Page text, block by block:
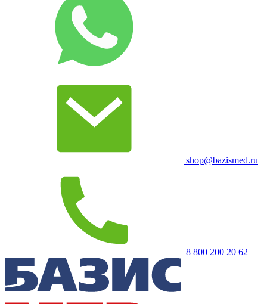
shop@bazismed.ru
8 800 200 20 62